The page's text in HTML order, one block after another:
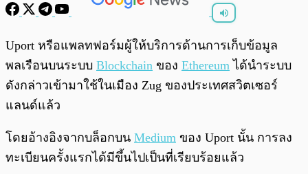
พร้อมเล่น 0:00 /
Uport หรือแพลทฟอร์มผู้ให้บริการด้านการเก็บข้อมูล
พลเรือนบนระบบ Blockchain ของ Ethereum ได้นำระบบ
ดังกล่าวเข้ามาใช้ในเมือง Zug ของประเทศสวิตเซอร์
แลนด์แล้ว
โดยอ้างอิงจากบล็อกบน Medium ของ Uport นั้น การลง
ทะเบียนครั้งแรกได้มีขึ้นไปเป็นที่เรียบร้อยแล้ว